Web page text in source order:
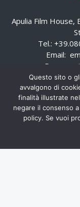
Apulia Film House,
Tel.:
Email:
Pec:
Questo sito o
avvalgono di
finalità illustrate
negare il consenso
policy. Se vuoi